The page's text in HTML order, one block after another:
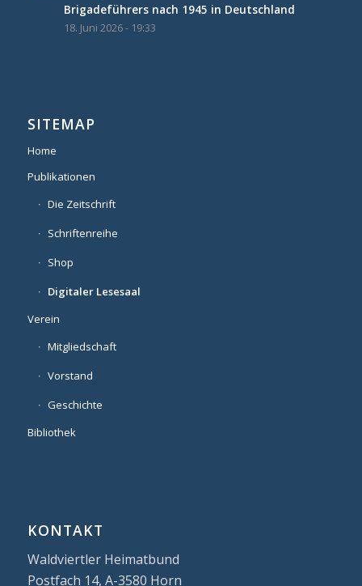
Brigadeführers nach 1945 in Deutschland
18. Juni 2026 - 19:33
SITEMAP
Home
Publikationen
Die Zeitschrift
Schriftenreihe
Shop
Digitaler Lesesaal
Verein
Mitgliedschaft
Vorstand
Geschichte
Bibliothek
KONTAKT
Waldviertler Heimatbund
Postfach 14, A-3580 Horn